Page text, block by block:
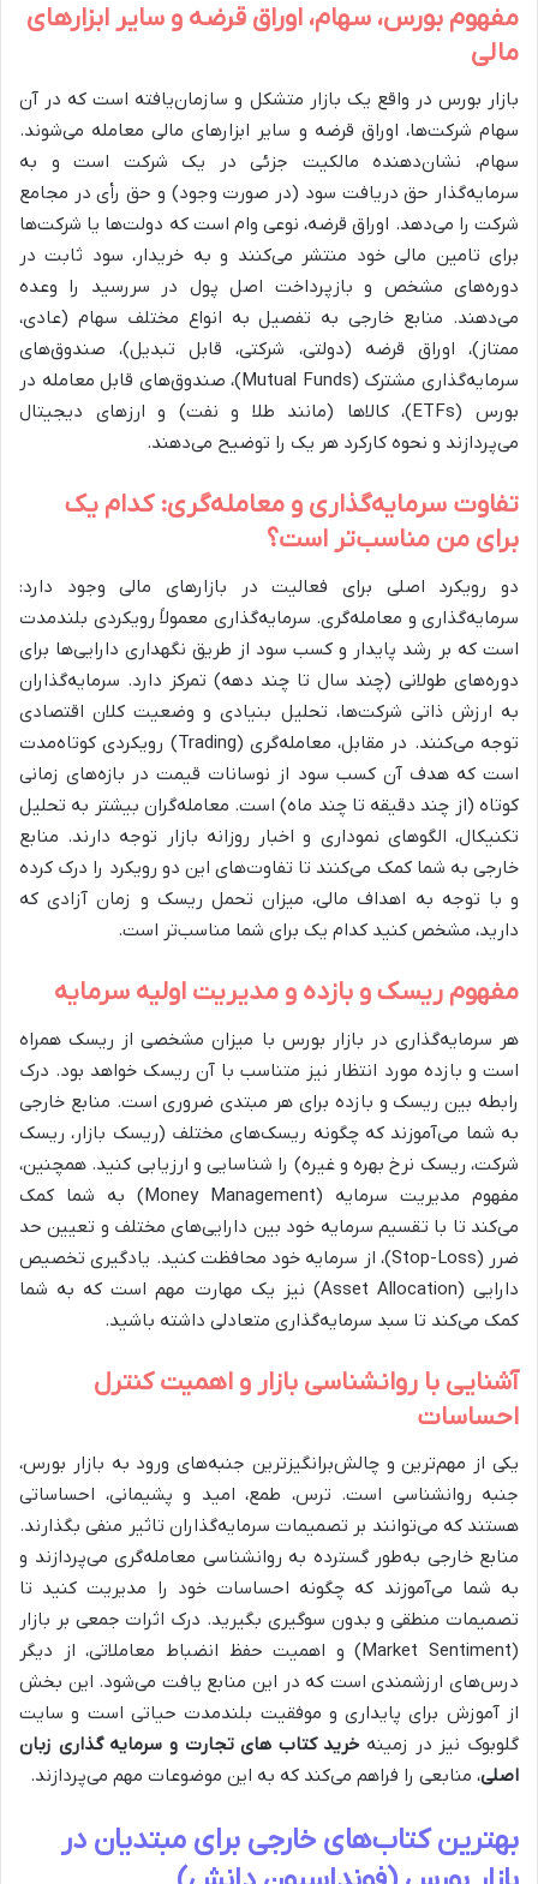
مفهوم بورس، سهام، اوراق قرضه و سایر ابزارهای
مالی
بازار بورس در واقع یک بازار متشکل و سازمان‌یافته است که در آن
سهام شرکت‌ها، اوراق قرضه و سایر ابزارهای مالی معامله می‌شوند.
سهام، نشان‌دهنده مالکیت جزئی در یک شرکت است و به
سرمایه‌گذار حق دریافت سود (در صورت وجود) و حق رأی در مجامع
شرکت را می‌دهد. اوراق قرضه، نوعی وام است که دولت‌ها یا شرکت‌ها
برای تامین مالی خود منتشر می‌کنند و به خریدار، سود ثابت در
دوره‌های مشخص و بازپرداخت اصل پول در سررسید را وعده
می‌دهند. منابع خارجی به تفصیل به انواع مختلف سهام (عادی،
ممتاز)، اوراق قرضه (دولتی، شرکتی، قابل تبدیل)، صندوق‌های
سرمایه‌گذاری مشترک (Mutual Funds)، صندوق‌های قابل معامله در
بورس (ETFs)، کالاها (مانند طلا و نفت) و ارزهای دیجیتال
می‌پردازند و نحوه کارکرد هر یک را توضیح می‌دهند.
تفاوت سرمایه‌گذاری و معامله‌گری: کدام یک
برای من مناسب‌تر است؟
دو رویکرد اصلی برای فعالیت در بازارهای مالی وجود دارد:
سرمایه‌گذاری و معامله‌گری. سرمایه‌گذاری معمولاً رویکردی بلندمدت
است که بر رشد پایدار و کسب سود از طریق نگهداری دارایی‌ها برای
دوره‌های طولانی (چند سال تا چند دهه) تمرکز دارد. سرمایه‌گذاران
به ارزش ذاتی شرکت‌ها، تحلیل بنیادی و وضعیت کلان اقتصادی
توجه می‌کنند. در مقابل، معامله‌گری (Trading) رویکردی کوتاه‌مدت
است که هدف آن کسب سود از نوسانات قیمت در بازه‌های زمانی
کوتاه (از چند دقیقه تا چند ماه) است. معامله‌گران بیشتر به تحلیل
تکنیکال، الگوهای نموداری و اخبار روزانه بازار توجه دارند. منابع
خارجی به شما کمک می‌کنند تا تفاوت‌های این دو رویکرد را درک کرده
و با توجه به اهداف مالی، میزان تحمل ریسک و زمان آزادی که
دارید، مشخص کنید کدام یک برای شما مناسب‌تر است.
مفهوم ریسک و بازده و مدیریت اولیه سرمایه
هر سرمایه‌گذاری در بازار بورس با میزان مشخصی از ریسک همراه
است و بازده مورد انتظار نیز متناسب با آن ریسک خواهد بود. درک
رابطه بین ریسک و بازده برای هر مبتدی ضروری است. منابع خارجی
به شما می‌آموزند که چگونه ریسک‌های مختلف (ریسک بازار، ریسک
شرکت، ریسک نرخ بهره و غیره) را شناسایی و ارزیابی کنید. همچنین،
مفهوم مدیریت سرمایه (Money Management) به شما کمک
می‌کند تا با تقسیم سرمایه خود بین دارایی‌های مختلف و تعیین حد
ضرر (Stop-Loss)، از سرمایه خود محافظت کنید. یادگیری تخصیص
دارایی (Asset Allocation) نیز یک مهارت مهم است که به شما
کمک می‌کند تا سبد سرمایه‌گذاری متعادلی داشته باشید.
آشنایی با روانشناسی بازار و اهمیت کنترل
احساسات
یکی از مهم‌ترین و چالش‌برانگیزترین جنبه‌های ورود به بازار بورس،
جنبه روانشناسی است. ترس، طمع، امید و پشیمانی، احساساتی
هستند که می‌توانند بر تصمیمات سرمایه‌گذاران تاثیر منفی بگذارند.
منابع خارجی به‌طور گسترده به روانشناسی معامله‌گری می‌پردازند و
به شما می‌آموزند که چگونه احساسات خود را مدیریت کنید تا
تصمیمات منطقی و بدون سوگیری بگیرید. درک اثرات جمعی بر بازار
(Market Sentiment) و اهمیت حفظ انضباط معاملاتی، از دیگر
درس‌های ارزشمندی است که در این منابع یافت می‌شود. این بخش
از آموزش برای پایداری و موفقیت بلندمدت حیاتی است و سایت
گلوبوک نیز در زمینه خرید کتاب‌ های تجارت و سرمایه گذاری زبان
اصلی، منابعی را فراهم می‌کند که به این موضوعات مهم می‌پردازند.
بهترین کتاب‌های خارجی برای مبتدیان در